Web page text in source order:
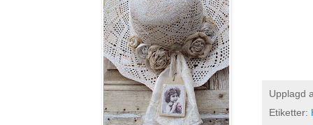
Upplagd
Etiketter: